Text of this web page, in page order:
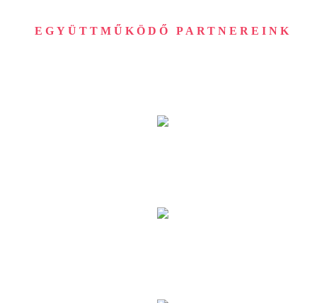
EGYÜTTMŰKÖDŐ PARTNEREINK